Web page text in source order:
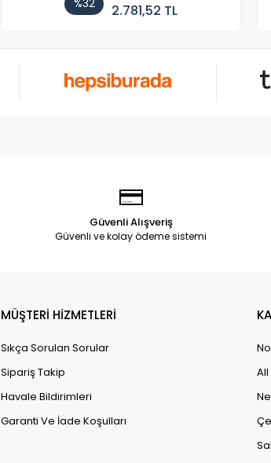
%32 2.781,52 TL
Güvenli Alışveriş
Güvenli ve kolay ödeme sistemi
MÜŞTERİ HİZMETLERİ
Sıkça Sorulan Sorular
Sipariş Takip
Havale Bildirimleri
Garanti Ve İade Koşulları